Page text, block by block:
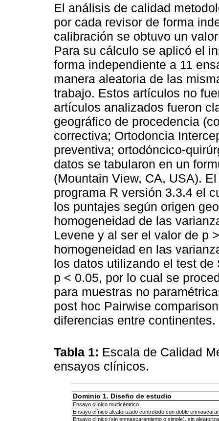
El análisis de calidad
por cada revisor de forma
calibración se obtuvo un
Para su cálculo se aplicó el
forma independiente a 11
manera aleatoria de las
trabajo. Estos artículos no
artículos analizados fueron
geográfico de procedencia
correctiva; Ortodoncia
preventiva; ortodóncico-
datos se tabularon en un
(Mountain View, CA, USA).
programa R versión 3.3.4 el
los puntajes según origen
homogeneidad de las
Levene y al ser el valor de p
homogeneidad en las
los datos utilizando el test
p < 0.05, por lo cual se
para muestras no
post hoc Pairwise
diferencias entre continentes.
Tabla 1: Escala de Calidad
ensayos clínicos.
Dominio 1. Diseño de estudio
Ensayo clínico multicéntrico
Ensayo clínico aleatorizado controlado con doble
Ensayo clínico (sin enmascaramiento o simple), sin